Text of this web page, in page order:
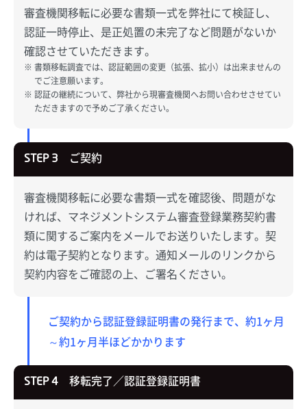
審査機関移転に必要な書類一式を弊社にて検証し、
認証一時停止、是正処置の未完了など問題がないか
確認させていただきます。
書類移転調査では、認証範囲の変更（拡張、拡小）は出来ませんの
でご注意願います。
認証の継続について、弊社から現審査機関へお問い合わせさせてい
ただきますので予めご了承ください。
STEP 3 ご契約
審査機関移転に必要な書類一式を確認後、問題がな
ければ、マネジメントシステム審査登録業務契約書
類に関するご案内をメールでお送りいたします。契
約は電子契約となります。通知メールのリンクから
契約内容をご確認の上、ご署名ください。
ご契約から認証登録証明書の発行まで、約1ヶ月
～約1ヶ月半ほどかかります
STEP 4 移転完了／認証登録証明書